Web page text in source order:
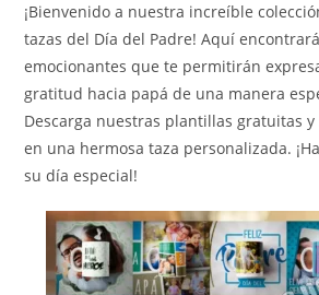
¡Bienvenido a nuestra increíble
tazas del Día del Padre! Aquí
emocionantes que te permitirán
gratitud hacia papá de una manera
Descarga nuestras plantillas gratuitas
en una hermosa taza personalizada.
su día especial!